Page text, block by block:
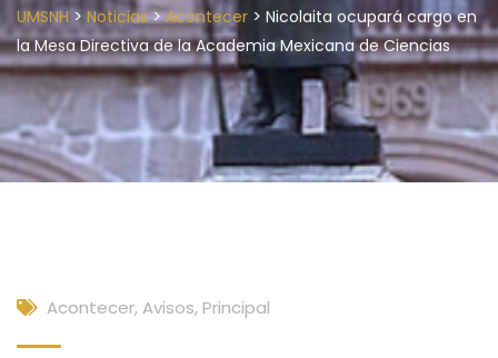
UMSNH > Noticias>Acontecer > Nicolaita ocupará cargo en
la Mesa Directiva de la Academia Mexicana de Ciencias
Acontecer,Avisos, Principal